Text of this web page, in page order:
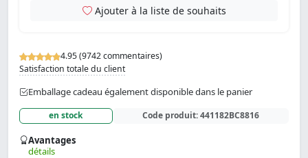
4.95 (9742 commentaires)
Satisfaction totale du client
Emballage cadeau également disponible dans le panier
en stock Code produit:441182BC8816
Avantages
détails
Ajouter à la liste de souhaits